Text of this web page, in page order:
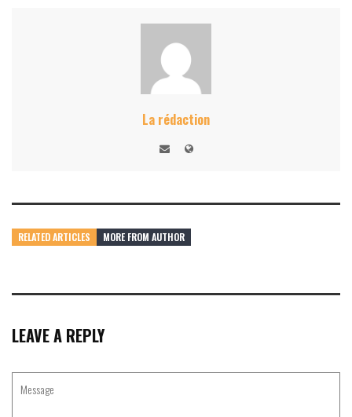
La rédaction
RELATED ARTICLES MORE FROM AUTHOR
LEAVE A REPLY